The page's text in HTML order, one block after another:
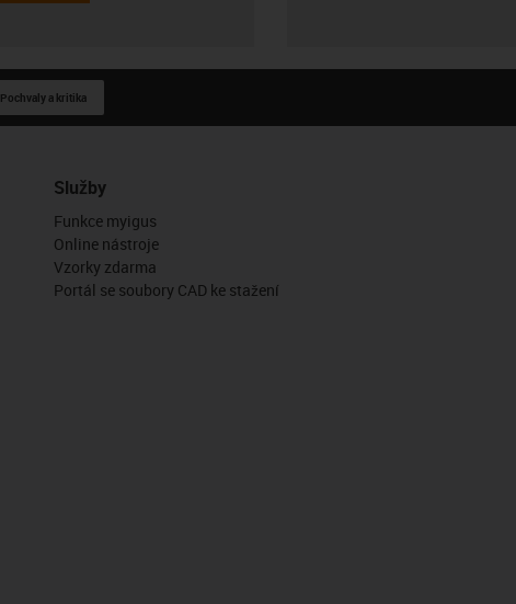
Pochvaly a kritika
Služby
Funkce myigus
Online nástroje
Vzorky zdarma
Portál se soubory CAD ke stažení